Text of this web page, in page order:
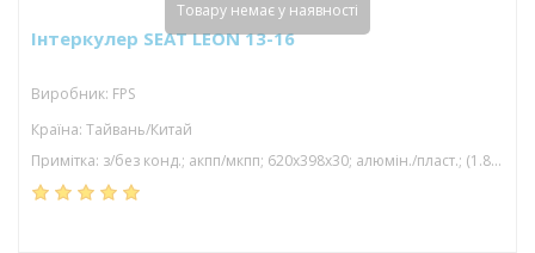
Інтеркулер SEAT LEON 13-16
Виробник: FPS
Країна: Тайвань/Китай
Примітка: з/без конд.; акпп/мкпп; 620x398x30; алюмін./пласт.; (1.8 tfsi/2.0 tfsi/2.0 tsi/1.8 tsi/2.0 gti )
Товару немає у наявності